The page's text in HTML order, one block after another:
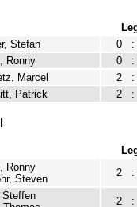
Stefan
0 :
Ronny
0 :
Marcel
2 :
Patrick
2 :
Ronny
Steven
2 :
Steffen
2 :